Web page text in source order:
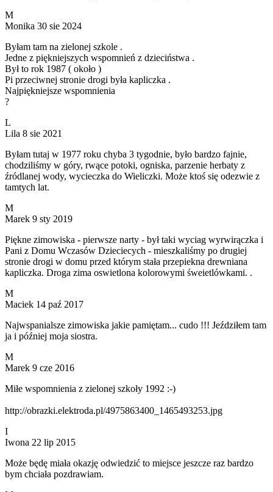
M
Monika 30 sie 2024
Byłam tam na zielonej szkole .
Jedne z piękniejszych wspomnień z dzieciństwa .
Był to rok 1987 ( około )
Pi przeciwnej stronie drogi była kapliczka .
Najpiękniejsze wspomnienia
?
L
Lila 8 sie 2021
Byłam tutaj w 1977 roku chyba 3 tygodnie, było bardzo fajnie,
chodziliśmy w góry, rwące potoki, ogniska, parzenie herbaty z
źródlanej wody, wycieczka do Wieliczki. Może ktoś się odezwie z
tamtych lat.
M
Marek 9 sty 2019
Piękne zimowiska - pierwsze narty - był taki wyciag wyrwirączka i
Pani z Domu Wczasów Dzieciecych - mieszkaliśmy po drugiej
stronie drogi w domu przed którym stała przepiekna drewniana
kapliczka. Droga zima oswietlona kolorowymi śweietlówkami. .
M
Maciek 14 paź 2017
Najwspanialsze zimowiska jakie pamiętam... cudo !!! Jeździłem tam
ja i później moja siostra.
M
Marek 9 cze 2016
Miłe wspomnienia z zielonej szkoły 1992 :-)
http://obrazki.elektroda.pl/4975863400_1465493253.jpg
I
Iwona 22 lip 2015
Może będę miała okazję odwiedzić to miejsce jeszcze raz bardzo
bym chciała pozdrawiam.